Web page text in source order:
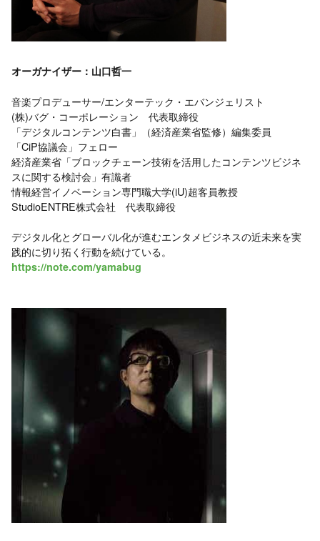
オーガナイザー：山口哲一
音楽プロデューサー/エンターテック・エバンジェリスト
(株)バグ・コーポレーション 代表取締役
「デジタルコンテンツ白書」（経済産業省監修）編集委員
「CiP協議会」フェロー
経済産業省「ブロックチェーン技術を活用したコンテンツビジネ
スに関する検討会」有識者
情報経営イノベーション専門職大学(iU)超客員教授
StudioENTRE株式会社 代表取締役
デジタル化とグローバル化が進むエンタメビジネスの近未来を実
践的に切り拓く行動を続けている。
https://note.com/yamabug